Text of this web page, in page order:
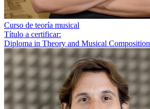
Curso de teoría musical
Título a certificar:
Diploma in Theory and Musical Composition